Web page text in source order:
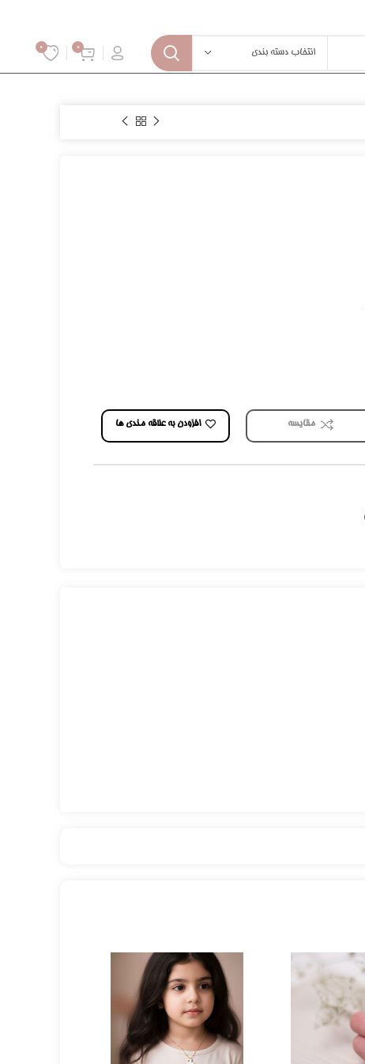
انتخاب دسته بندی
0
0
مقایسه افزودن به علاقه مندی ها